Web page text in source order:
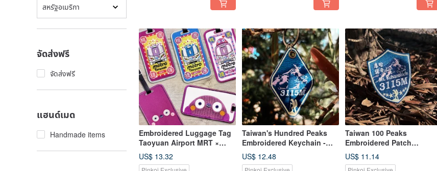
สหรัฐอเมริกา
จัดส่งฟรี
จัดส่งฟรี
แฮนด์เมด
Handmade items
Embroidered Luggage Tag
Taoyuan Airport MRT ×
Design Collaboration (5
Designs)
US$ 13.32
Taiwan's Hundred Peaks
Embroidered Keychain -
Mt.Kuhanuoxin
US$ 12.48
Taiwan 100 Peaks
Embroidered Patch
Mt.Kuhanuoxin
US$ 11.14